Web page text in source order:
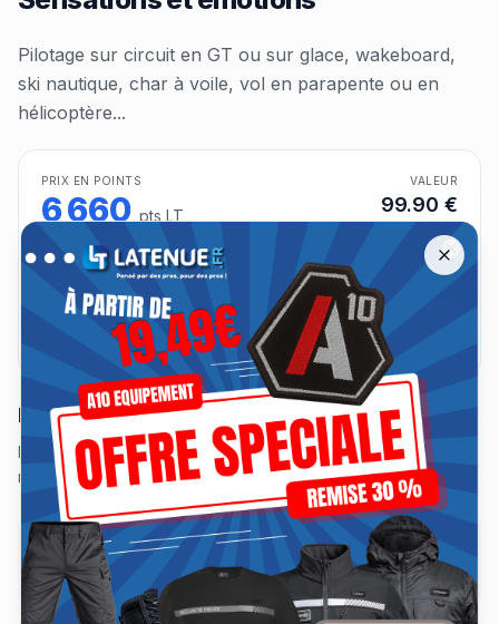
Pilotage sur circuit en GT ou sur glace, wakeboard,
ski nautique, char à voile, vol en parapente ou en
hélicoptère...
PRIX EN POINTS
6 660 pts LT
VALEUR
99.90 €
Connectez-vous pour vérifier votre solde et réserver ce
coffret.
Se connecter pour échanger
Description
Pilotage sur circuit en GT ou sur glace, wakeboard, ski
nautique, char à voile, vol en parapente ou en hélicoptère...
✓ Coffret expédié à votre domicile après validation
✓ Validité 12 mois pour profiter de votre expérience
✓ Échangeable depuis votre espace fidélité LaTenue
Offre spéciale A10 Équipement jusqu'à −30 %
Remise jusqu'à 30 % sur les tenues A10 Équipement jusqu'au 13
Close